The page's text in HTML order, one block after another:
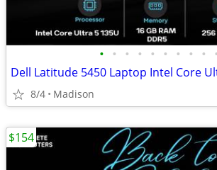
• • • • • • • • • •
8/4 Madison
$154